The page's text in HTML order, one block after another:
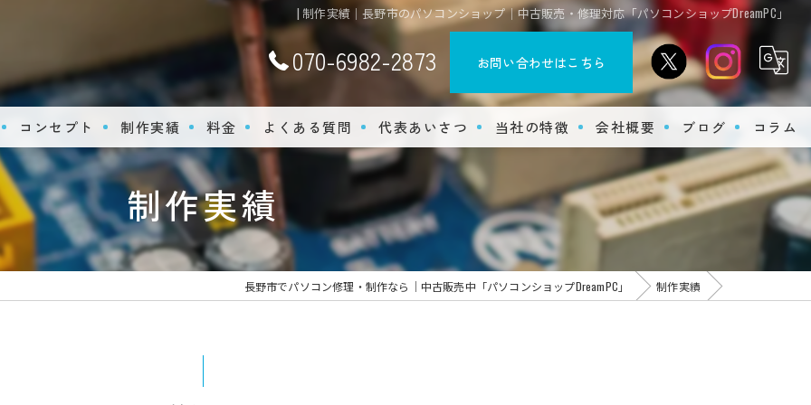
| 制作実績｜長野市のパソコンショップ｜中古販売・修理対応「パソコンショップDreamPC」
070-6982-2873 お問い合わせはこちら
コンセプト 制作実績 料金 よくある質問 代表あいさつ 当社の特徴
オリジナル
ゲーミング
オーダーメイド
会社概要 ブログ コラム
制作実績
長野市でパソコン修理・制作なら｜中古販売中「パソコンショップDreamPC」 制作実績